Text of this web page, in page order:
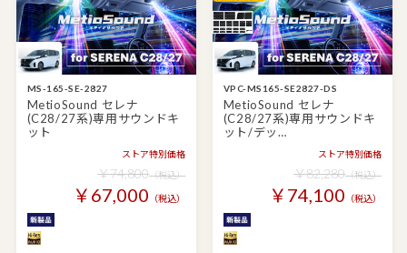
MS-165-SE-2827
MetioSound セレナ
(C28/27系)専用サウンドキ
ット
ストア特別価格
￥74,800（税込）
￥67,000 （税込）
VPC-MS165-SE2827-DS
MetioSound セレナ
(C28/27系)専用サウンドキ
ット/デッ…
ストア特別価格
￥82,280（税込）
￥74,100 （税込）